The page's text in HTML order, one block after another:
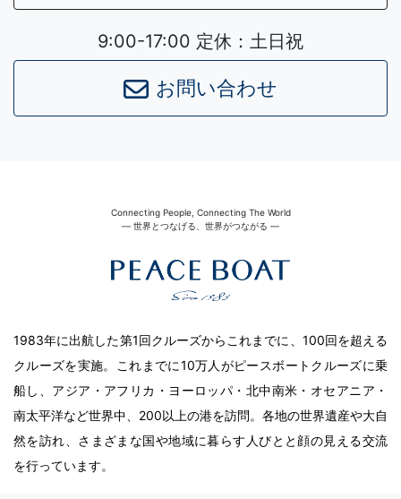
9:00-17:00 定休：土日祝
お問い合わせ
Connecting People, Connecting The World
― 世界とつなげる、世界がつながる ―
1983年に出航した第1回クルーズからこれまでに、100回を超える
クルーズを実施。これまでに10万人がピースボートクルーズに乗
船し、アジア・アフリカ・ヨーロッパ・北中南米・オセアニア・
南太平洋など世界中、200以上の港を訪問。各地の世界遺産や大自
然を訪れ、さまざまな国や地域に暮らす人びとと顔の見える交流
を行っています。